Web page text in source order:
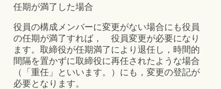
任期が満了した場合
役員の構成メンバーに変更がない場合にも役員
の任期が満了すれば， 役員変更が必要になり
ます。取締役が任期満了により退任し，時間的
間隔を置かずに取締役に再任されたような場合
（「重任」といいます。）にも，変更の登記が
必要となります。